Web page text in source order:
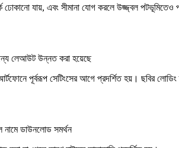
ঢোকানো যায়, এবং সীমানা যোগ করলে উজ্জ্বল পটভূমিতেও
জন্য লেআউট উন্নত করা হয়েছে
পূর্বরূপ সেটিংসের আগে প্রদর্শিত হয়। ছবির
নামে ডাউনলোড সমর্থন